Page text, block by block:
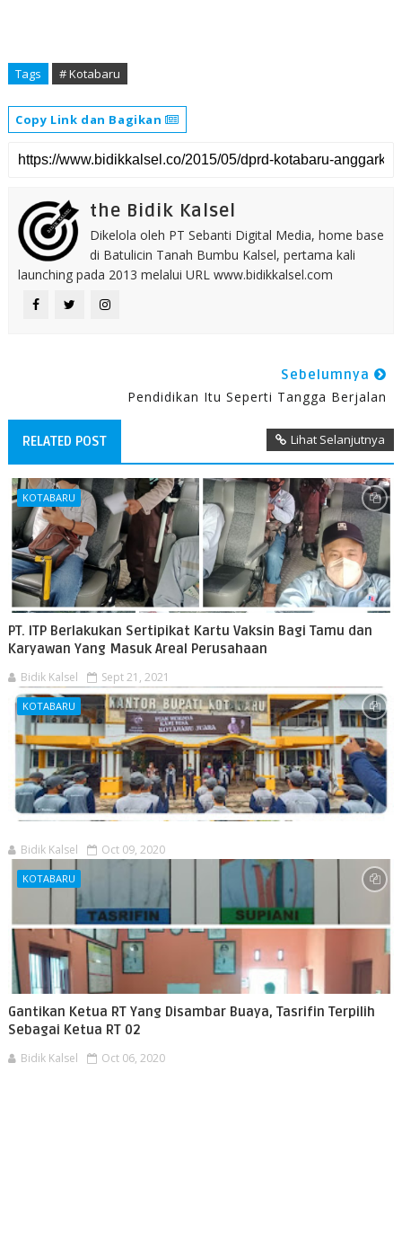
Tags # Kotabaru
Copy Link dan Bagikan
the Bidik Kalsel
Dikelola oleh PT Sebanti Digital Media, home base
di Batulicin Tanah Bumbu Kalsel, pertama kali
launching pada 2013 melalui URL www.bidikkalsel.com
Sebelumnya
Pendidikan Itu Seperti Tangga Berjalan
RELATED POST Lihat Selanjutnya
KOTABARU
PT. ITP Berlakukan Sertipikat Kartu Vaksin Bagi Tamu dan
Karyawan Yang Masuk Areal Perusahaan
Bidik Kalsel Sept 21, 2021
KOTABARU
Bidik Kalsel Oct 09, 2020
KOTABARU
Gantikan Ketua RT Yang Disambar Buaya, Tasrifin Terpilih
Sebagai Ketua RT 02
Bidik Kalsel Oct 06, 2020